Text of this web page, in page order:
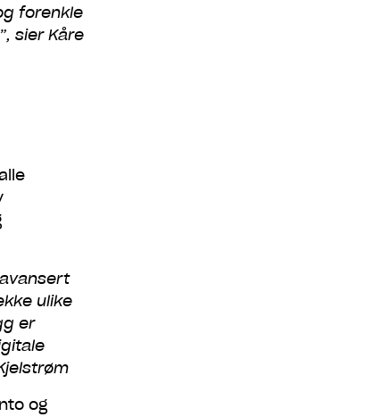
forenkle
sier Kåre
ulike
er
og